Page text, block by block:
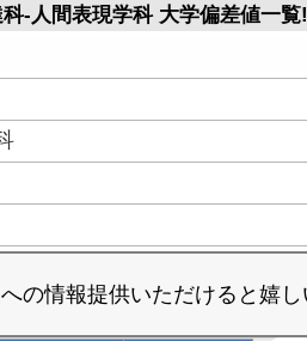
-人間表現学科 大学偏差値一覧!